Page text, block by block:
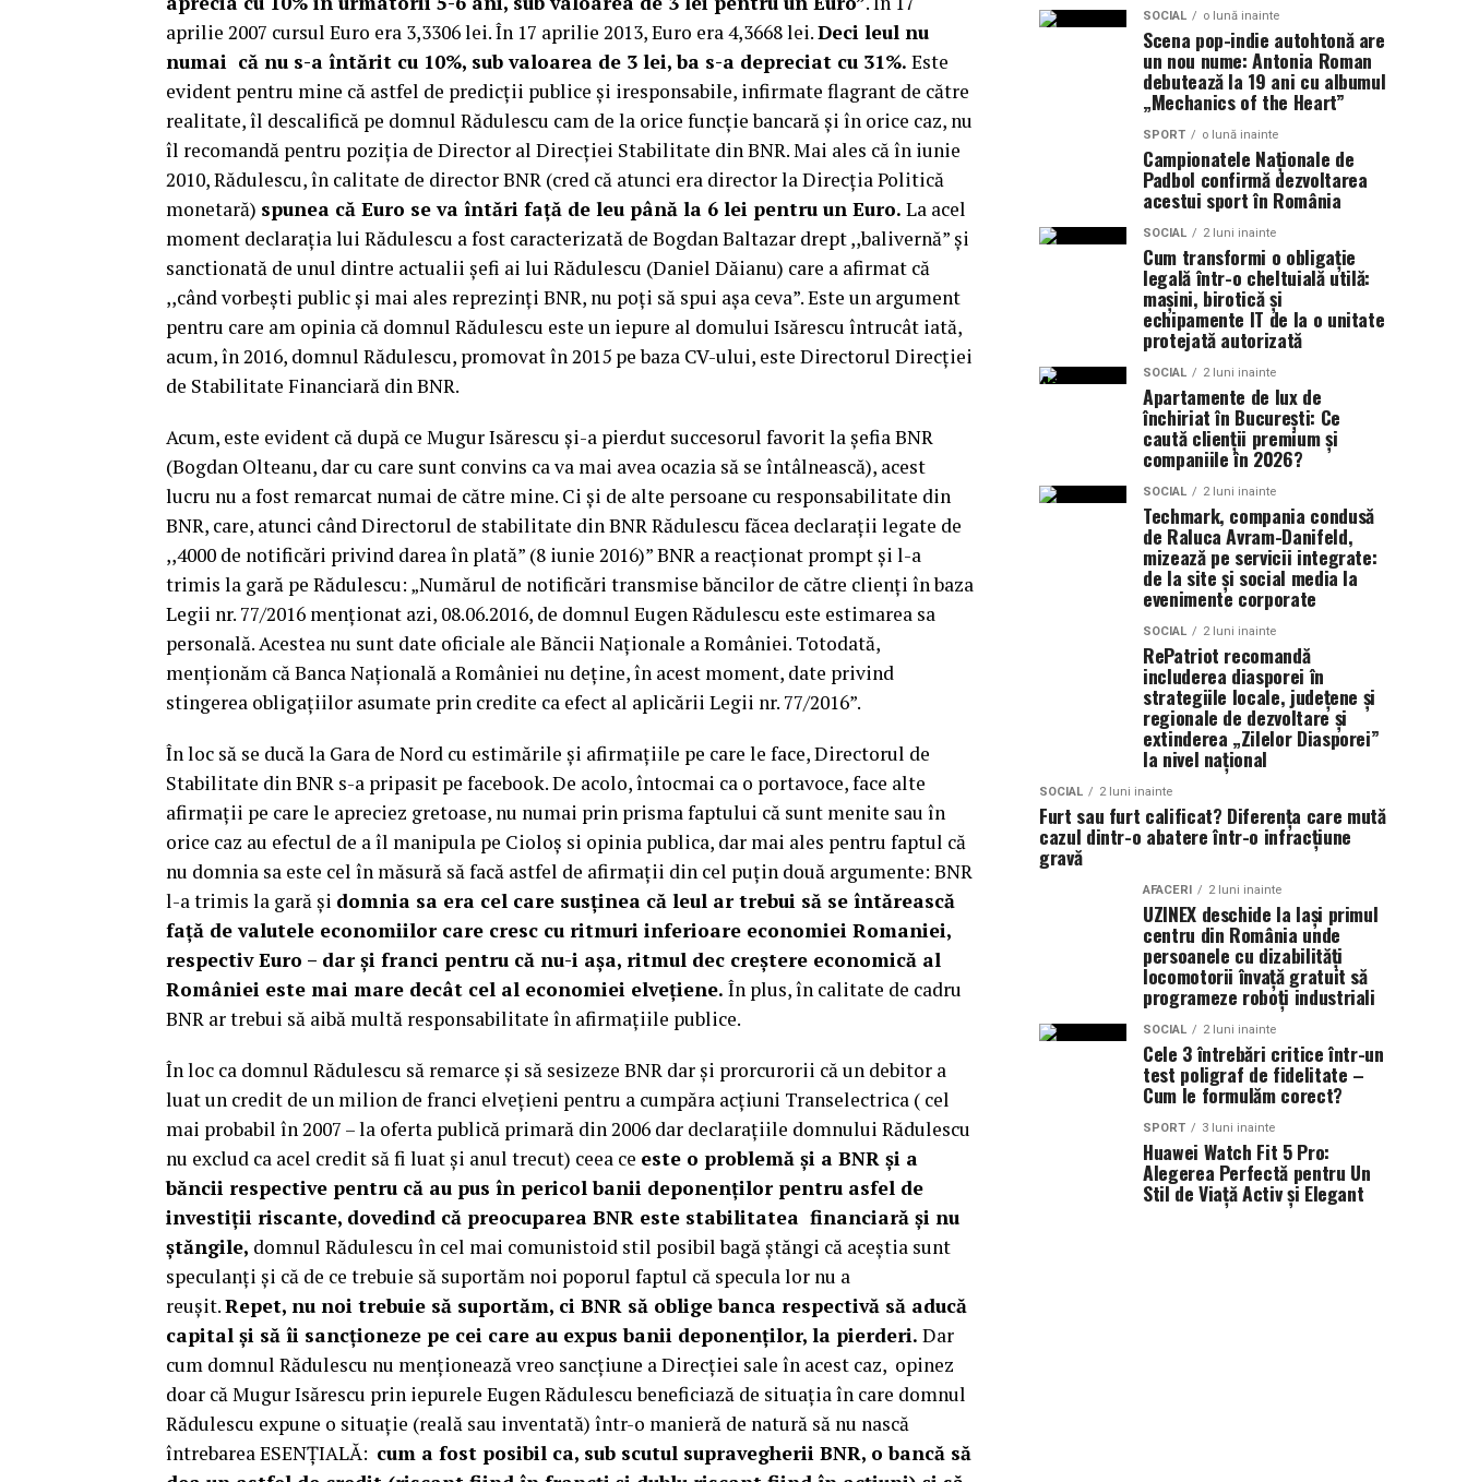
aprilie 2007 cursul Euro era 3,3306 lei. În 17 aprilie 2013, Euro era 4,3668 lei.Deci leul nu
numai că nu s-a întărit cu 10%, sub valoarea de 3 lei, ba s-a depreciat cu 31%. Este
evident pentru mine că astfel de predicții publice și iresponsabile, infirmate flagrant de către
realitate, îl descalifică pe domnul Rădulescu cam de la orice funcție bancară și în orice caz, nu
îl recomandă pentru poziția de Director al Direcției Stabilitate din BNR. Mai ales că în iunie
2010, Rădulescu, în calitate de director BNR (cred că atunci era director la Direcția Politică
monetară) spunea că Euro se va întări față de leu până la 6 lei pentru un Euro. La acel
moment declarația lui Rădulescu a fost caracterizată de Bogdan Baltazar drept ,,balivernă” și
sanctionată de unul dintre actualii șefi ai lui Rădulescu (Daniel Dăianu) care a afirmat că
,,când vorbești public și mai ales reprezinți BNR, nu poți să spui așa ceva”. Este un argument
pentru care am opinia că domnul Rădulescu este un iepure al domului Isărescu întrucât iată,
acum, în 2016, domnul Rădulescu, promovat în 2015 pe baza CV-ului, este Directorul Direcției
de Stabilitate Financiară din BNR.
Acum, este evident că după ce Mugur Isărescu și-a pierdut succesorul favorit la șefia BNR
(Bogdan Olteanu, dar cu care sunt convins ca va mai avea ocazia să se întâlnească), acest
lucru nu a fost remarcat numai de către mine. Ci și de alte persoane cu responsabilitate din
BNR, care, atunci când Directorul de stabilitate din BNR Rădulescu făcea declarații legate de
,,4000 de notificări privind darea în plată” (8 iunie 2016)” BNR a reacționat prompt și l-a
trimis la gară pe Rădulescu: „Numărul de notificări transmise băncilor de către clienţi în baza
Legii nr. 77/2016 menţionat azi, 08.06.2016, de domnul Eugen Rădulescu este estimarea sa
personală. Acestea nu sunt date oficiale ale Băncii Naţionale a României. Totodată,
menţionăm că Banca Naţională a României nu deţine, în acest moment, date privind
stingerea obligaţiilor asumate prin credite ca efect al aplicării Legii nr. 77/2016”.
În loc să se ducă la Gara de Nord cu estimările și afirmațiile pe care le face, Directorul de
Stabilitate din BNR s-a pripasit pe facebook. De acolo, întocmai ca o portavoce, face alte
afirmații pe care le apreciez gretoase, nu numai prin prisma faptului că sunt menite sau în
orice caz au efectul de a îl manipula pe Cioloș si opinia publica, dar mai ales pentru faptul că
nu domnia sa este cel în măsură să facă astfel de afirmații din cel puțin două argumente: BNR
l-a trimis la gară și domnia sa era cel care susținea că leul ar trebui să se întărească
față de valutele economiilor care cresc cu ritmuri inferioare economiei Romaniei,
respectiv Euro – dar și franci pentru că nu-i așa, ritmul dec creștere economică al
României este mai mare decât cel al economiei elvețiene. În plus, în calitate de cadru
BNR ar trebui să aibă multă responsabilitate în afirmațiile publice.
În loc ca domnul Rădulescu să remarce și să sesizeze BNR dar și prorcurorii că un debitor a
luat un credit de un milion de franci elvețieni pentru a cumpăra acțiuni Transelectrica ( cel
mai probabil în 2007 – la oferta publică primară din 2006 dar declarațiile domnului Rădulescu
nu exclud ca acel credit să fi luat și anul trecut) ceea ce este o problemă și a BNR și a
băncii respective pentru că au pus în pericol banii deponenților pentru asfel de
investiții riscante, dovedind că preocuparea BNR este stabilitatea financiară și nu
ștăngile, domnul Rădulescu în cel mai comunistoid stil posibil bagă ștăngi că aceștia sunt
speculanți și că de ce trebuie să suportăm noi poporul faptul că specula lor nu a
reușit.Repet, nu noi trebuie să suportăm, ci BNR să oblige banca respectivă să aducă
capital și să îi sancționeze pe cei care au expus banii deponenților, la pierderi. Dar
cum domnul Rădulescu nu menționează vreo sancțiune a Direcției sale în acest caz, opinez
doar că Mugur Isărescu prin iepurele Eugen Rădulescu beneficiază de situația în care domnul
Rădulescu expune o situație (reală sau inventată) într-o manieră de natură să nu nască
întrebarea ESENȚIALĂ: cum a fost posibil ca, sub scutul supravegherii BNR, o bancă să
SOCIAL o lună inainte
Scena pop-indie autohtonă are
un nou nume: Antonia Roman
debutează la 19 ani cu albumul
„Mechanics of the Heart”
SPORT o lună inainte
Campionatele Naționale de
Padbol confirmă dezvoltarea
acestui sport în România
SOCIAL 2 luni inainte
Cum transformi o obligație
legală într-o cheltuială utilă:
mașini, birotică și
echipamente IT de la o unitate
protejată autorizată
SOCIAL 2 luni inainte
Apartamente de lux de
închiriat în București: Ce
caută clienții premium și
companiile în 2026?
SOCIAL 2 luni inainte
Techmark, compania condusă
de Raluca Avram-Danifeld,
mizează pe servicii integrate:
de la site și social media la
evenimente corporate
SOCIAL 2 luni inainte
RePatriot recomandă
includerea diasporei în
strategiile locale, județene și
regionale de dezvoltare și
extinderea „Zilelor Diasporei”
la nivel național
SOCIAL 2 luni inainte
Furt sau furt calificat? Diferența care mută
cazul dintr-o abatere într-o infracțiune
gravă
AFACERI 2 luni inainte
UZINEX deschide la Iași primul
centru din România unde
persoanele cu dizabilități
locomotorii învață gratuit să
programeze roboți industriali
SOCIAL 2 luni inainte
Cele 3 întrebări critice într-un
test poligraf de fidelitate –
Cum le formulăm corect?
SPORT 3 luni inainte
Huawei Watch Fit 5 Pro:
Alegerea Perfectă pentru Un
Stil de Viață Activ și Elegant